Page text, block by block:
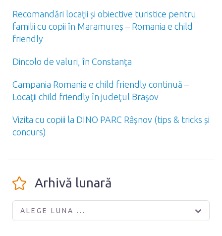
Recomandări locaţii și obiective turistice pentru
familii cu copii în Maramureș – Romania e child
friendly
Dincolo de valuri, în Constanţa
Campania Romania e child friendly continuă –
Locaţii child friendly în judeţul Braşov
Vizita cu copiii la DINO PARC Râşnov (tips & tricks și
concurs)
Arhivă lunară
ALEGE LUNA ...